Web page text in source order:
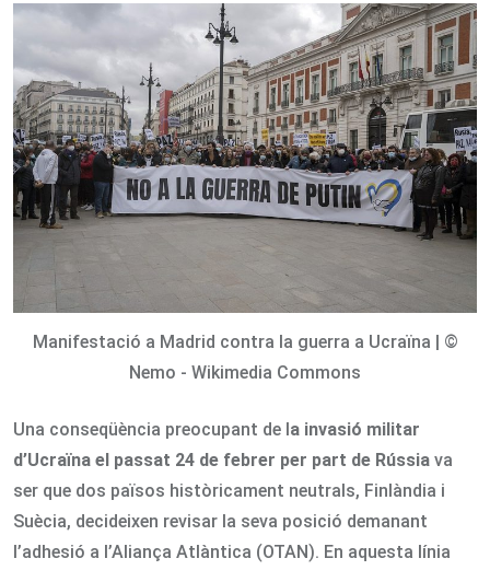
Email
Manifestació a Madrid contra la guerra a Ucraïna | ©
Nemo - Wikimedia Commons
Una conseqüència preocupant de la invasió militar
d’Ucraïna el passat 24 de febrer per part de Rússia va
ser que dos països històricament neutrals, Finlàndia i
Suècia, decideixen revisar la seva posició demanant
l’adhesió a l’Aliança Atlàntica (OTAN). En aquesta línia